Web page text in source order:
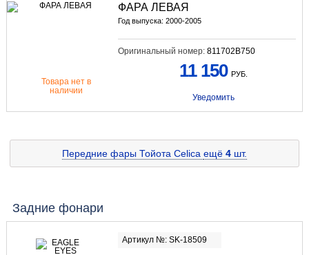
ФАРА ЛЕВАЯ
Год выпуска: 2000-2005
Оригинальный номер: 811702B750
Товара нет в
наличии
11 150 РУБ.
Уведомить
Передние фары Тойота Celica ещё 4 шт.
Задние фонари
Артикул №: SK-18509